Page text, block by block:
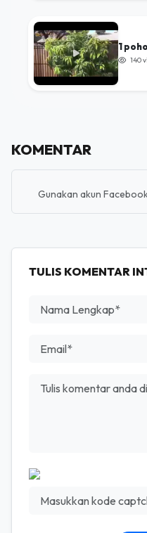
1
140
KOMENTAR
Gunakan akun
TULIS KOMENTAR